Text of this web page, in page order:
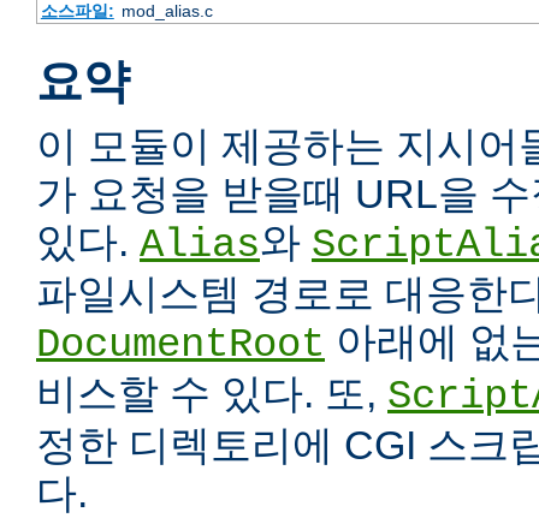
소스파일: mod_alias.c
요약
이 모듈이 제공하는 지시어
가 요청을 받을때 URL을
있다. Alias와
파일시스템 경로로 대응한
DocumentRoot 아래에 없
비스할 수 있다. 또,
정한 디렉토리에 CGI 스크
다.